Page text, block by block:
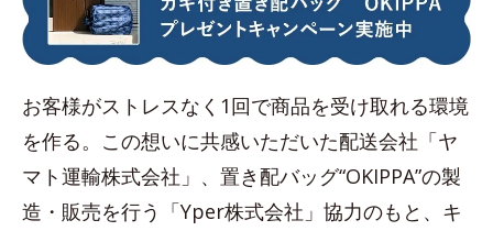
お客様がストレスなく1回で商品を受け取れる環境
を作る。この想いに共感いただいた配送会社「ヤ
マト運輸株式会社」、置き配バッグ“OKIPPA”の製
造・販売を行う「Yper株式会社」協力のもと、キ